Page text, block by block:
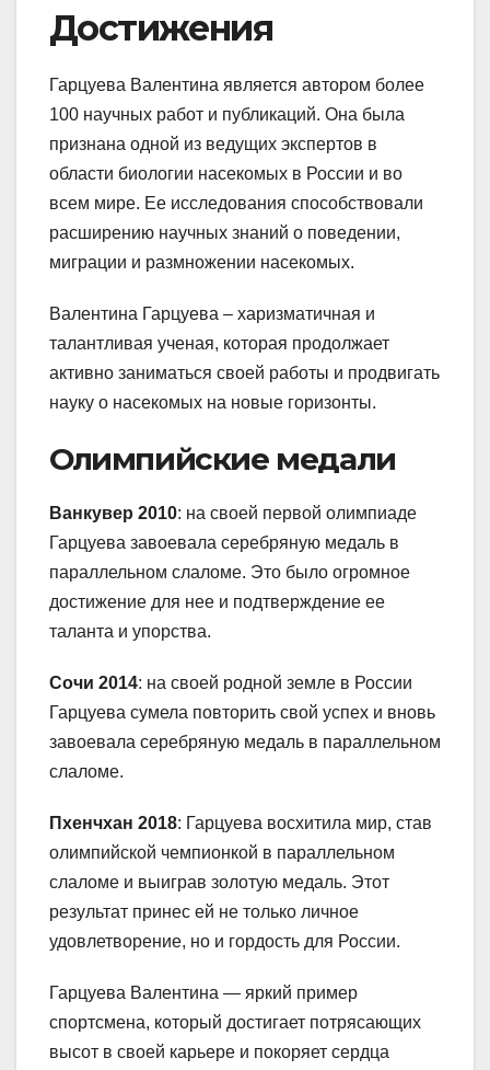
Достижения
Гарцуева Валентина является автором более
100 научных работ и публикаций. Она была
признана одной из ведущих экспертов в
области биологии насекомых в России и во
всем мире. Ее исследования способствовали
расширению научных знаний о поведении,
миграции и размножении насекомых.
Валентина Гарцуева – харизматичная и
талантливая ученая, которая продолжает
активно заниматься своей работы и продвигать
науку о насекомых на новые горизонты.
Олимпийские медали
Ванкувер 2010: на своей первой олимпиаде
Гарцуева завоевала серебряную медаль в
параллельном слаломе. Это было огромное
достижение для нее и подтверждение ее
таланта и упорства.
Сочи 2014: на своей родной земле в России
Гарцуева сумела повторить свой успех и вновь
завоевала серебряную медаль в параллельном
слаломе.
Пхенчхан 2018: Гарцуева восхитила мир, став
олимпийской чемпионкой в параллельном
слаломе и выиграв золотую медаль. Этот
результат принес ей не только личное
удовлетворение, но и гордость для России.
Гарцуева Валентина — яркий пример
спортсмена, который достигает потрясающих
высот в своей карьере и покоряет сердца